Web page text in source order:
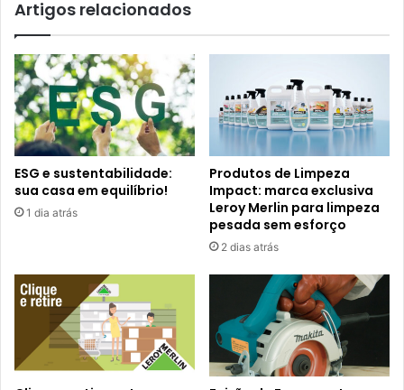
Artigos relacionados
ESG e sustentabilidade:
sua casa em equilíbrio!
1 dia atrás
Produtos de Limpeza
Impact: marca exclusiva
Leroy Merlin para limpeza
pesada sem esforço
2 dias atrás